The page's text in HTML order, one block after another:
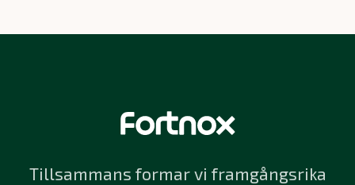
Tillsammans formar vi framgångsrika